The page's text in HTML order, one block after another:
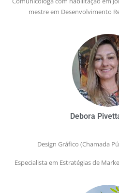
mestre em Desenvolvimento
Debora
Design Gráfico (Chamada
Especialista em Estratégias de